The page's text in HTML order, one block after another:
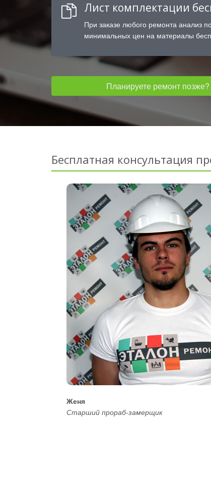
Лист комплектации
При заказе любого ремонта анализ
минимальных цен на материалы
Планируете ремонт
Бесплатная консультация
Женя
Старший прораб-замерщик